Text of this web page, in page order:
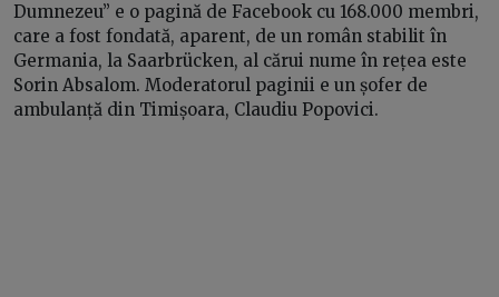
Dumnezeu” e o pagină de Facebook cu 168.000 membri,
care a fost fondată, aparent, de un român stabilit în
Germania, la Saarbrücken, al cărui nume în rețea este
Sorin Absalom. Moderatorul paginii e un șofer de
ambulanță din Timișoara, Claudiu Popovici.